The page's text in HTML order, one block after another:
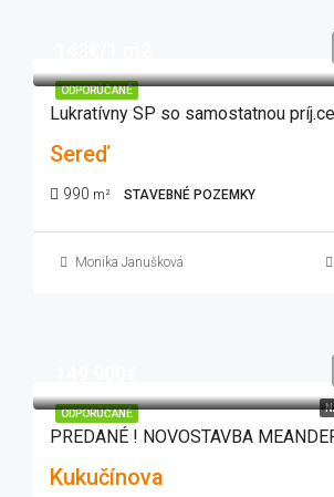
ODPORÚČANÉ
Sereď
990 m² STAVEBNÉ POZEMKY
Monika Janušková
ODPORÚČANÉ
Kukučínova